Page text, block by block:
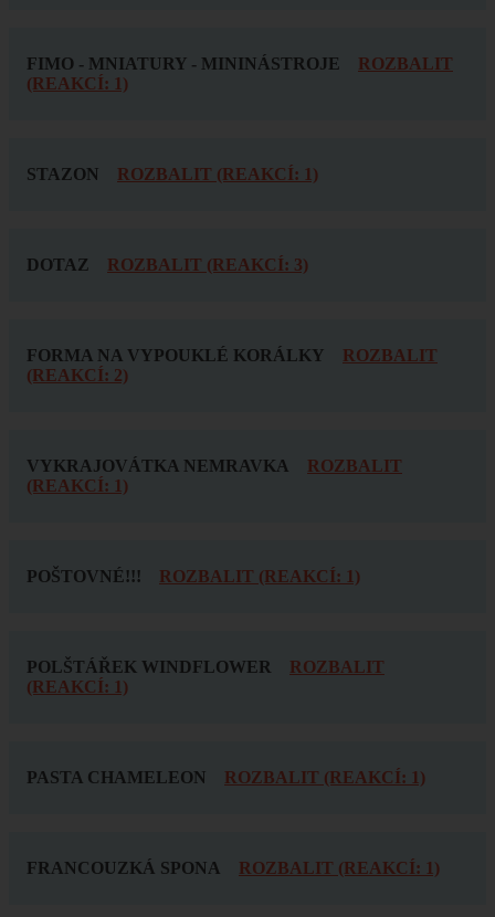
FIMO - MNIATURY - MININÁSTROJE
ROZBALIT
(REAKCÍ: 1)
STAZON ROZBALIT (REAKCÍ: 1)
DOTAZ ROZBALIT (REAKCÍ: 3)
FORMA NA VYPOUKLÉ KORÁLKY
ROZBALIT
(REAKCÍ: 2)
VYKRAJOVÁTKA NEMRAVKA
ROZBALIT
(REAKCÍ: 1)
POŠTOVNÉ!!! ROZBALIT (REAKCÍ: 1)
POLŠTÁŘEK WINDFLOWER
ROZBALIT
(REAKCÍ: 1)
PASTA CHAMELEON ROZBALIT (REAKCÍ: 1)
FRANCOUZKÁ SPONA ROZBALIT (REAKCÍ: 1)